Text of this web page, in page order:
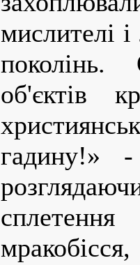
мислителі і
об'єктів
гадину!» -